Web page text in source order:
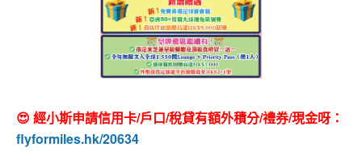
😍 經小斯申請信用卡/戶口/稅貸有額外積分/禮券/現金呀：
flyformiles.hk/20634